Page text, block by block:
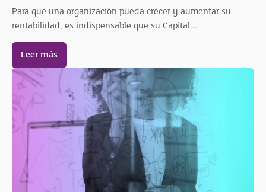
Para que una organización pueda crecer y aumentar su
rentabilidad, es indispensable que su Capital...
Leer más